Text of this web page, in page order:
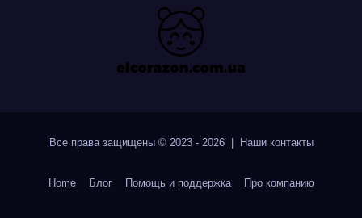
Все права защищены © 2023 - 2026 | Наши контакты
Home Блог Помощь и поддержка Про компанию